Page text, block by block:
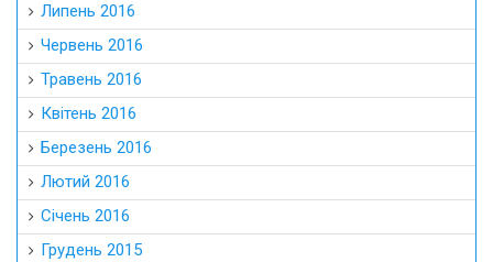
Липень 2016
Червень 2016
Травень 2016
Квітень 2016
Березень 2016
Лютий 2016
Січень 2016
Грудень 2015